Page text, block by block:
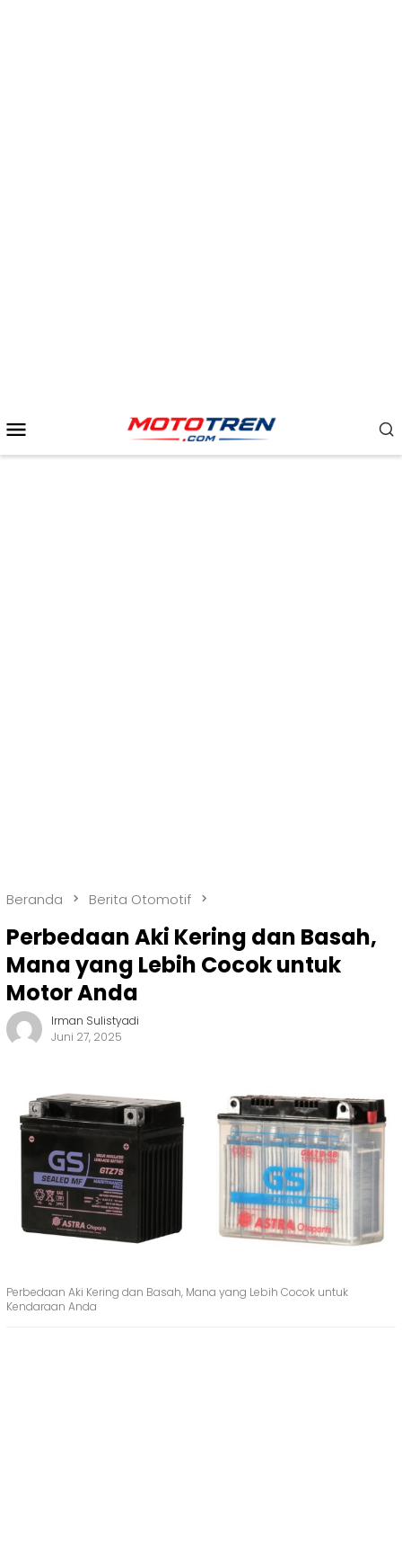
Mobile
Beranda Berita Otomotif
Perbedaan Aki Kering dan Basah,
Mana yang Lebih Cocok untuk
Motor Anda
Irman Sulistyadi
Juni 27, 2025
Perbedaan Aki Kering dan Basah, Mana yang Lebih Cocok untuk
Kendaraan Anda